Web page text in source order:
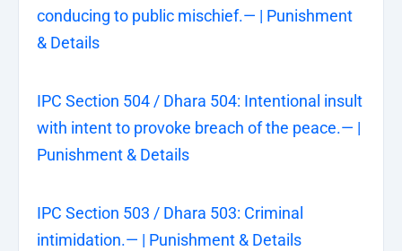
conducing to public mischief.— | Punishment
& Details
IPC Section 504 / Dhara 504: Intentional insult
with intent to provoke breach of the peace.— |
Punishment & Details
IPC Section 503 / Dhara 503: Criminal
intimidation.— | Punishment & Details